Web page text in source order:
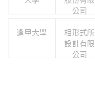
公司
逢甲大學
相形式所
設計有限
公司